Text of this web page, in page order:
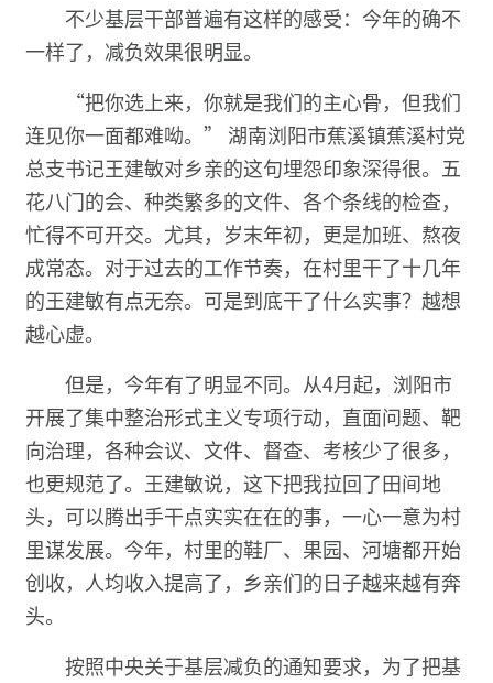
不少基层干部普遍有这样的感受：今年的确不
一样了，减负效果很明显。
“把你选上来，你就是我们的主心骨，但我们
连见你一面都难呦。” 湖南浏阳市蕉溪镇蕉溪村党
总支书记王建敏对乡亲的这句埋怨印象深得很。五
花八门的会、种类繁多的文件、各个条线的检查，
忙得不可开交。尤其，岁末年初，更是加班、熬夜
成常态。对于过去的工作节奏，在村里干了十几年
的王建敏有点无奈。可是到底干了什么实事？越想
越心虚。
但是，今年有了明显不同。从4月起，浏阳市
开展了集中整治形式主义专项行动，直面问题、靶
向治理，各种会议、文件、督查、考核少了很多，
也更规范了。王建敏说，这下把我拉回了田间地
头，可以腾出手干点实实在在的事，一心一意为村
里谋发展。今年，村里的鞋厂、果园、河塘都开始
创收，人均收入提高了，乡亲们的日子越来越有奔
头。
按照中央关于基层减负的通知要求，为了把基